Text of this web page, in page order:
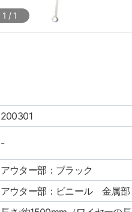
1 / 1
200301
-
アウター部：ブラック
アウター部：ビニール 金属部